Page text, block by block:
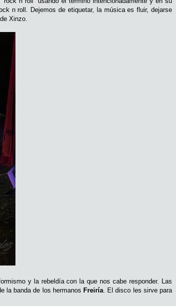
n roll. Dejemos de etiquetar, la música es fluir, dejarse
Xinzo.
y la rebeldía con la que nos cabe responder. Las
la banda de los hermanos Freiría. El disco les sirve para